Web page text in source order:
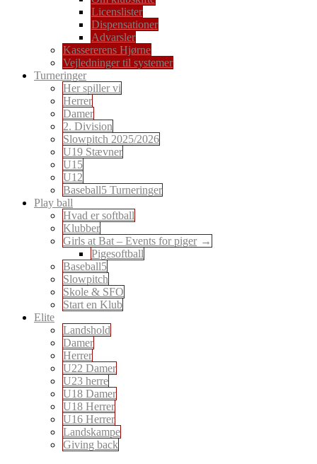
Licenslister
Dispensationer
Advarsler
Kassererens Hjørne
Vejledninger til systemer
Turneringer
Her spiller vi
Herrer
Damer
2. Division
Slowpitch 2025/2026
U19 Stævner
U15
U12
Baseball5 Turneringer
Play ball
Hvad er softball
Klubber
Girls at Bat – Events for piger
Pigesoftball
Baseball5
Slowpitch
Skole & SFO
Start en Klub
Elite
Landshold
Damer
Herrer
U22 Damer
U23 herre
U18 Damer
U18 Herrer
U16 Herrer
Landskampe
Giving back